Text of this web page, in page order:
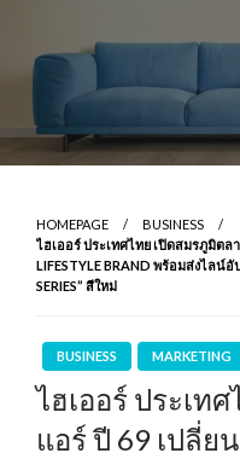
HOMEPAGE
BUSINESS
ไฮเออร์ ประเทศไทย เปิดสมรภูมิตล
LIFESTYLE BRAND พร้อมส่งไลน์
SERIES” สีใหม่
BUSINESS MARKETING
ไฮเออร์ ประเท
แอร์ ปี 69 เปลี่ย